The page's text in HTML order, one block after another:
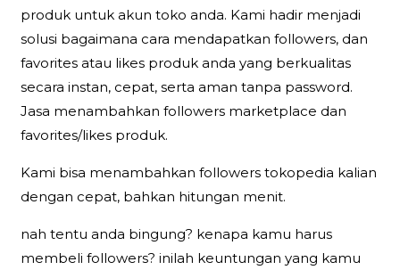
produk untuk akun toko anda. Kami hadir menjadi
solusi bagaimana cara mendapatkan followers, dan
favorites atau likes produk anda yang berkualitas
secara instan, cepat, serta aman tanpa password.
Jasa menambahkan followers marketplace dan
favorites/likes produk.
Kami bisa menambahkan followers tokopedia kalian
dengan cepat, bahkan hitungan menit.
nah tentu anda bingung? kenapa kamu harus
membeli followers? inilah keuntungan yang kamu